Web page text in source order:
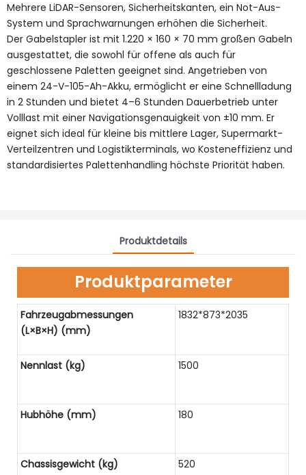
Mehrere LiDAR-Sensoren, Sicherheitskanten, ein Not-Aus-
System und Sprachwarnungen erhöhen die Sicherheit.
Der Gabelstapler ist mit 1.220 × 160 × 70 mm großen Gabeln
ausgestattet, die sowohl für offene als auch für
geschlossene Paletten geeignet sind. Angetrieben von
einem 24-V-105-Ah-Akku, ermöglicht er eine Schnellladung
in 2 Stunden und bietet 4–6 Stunden Dauerbetrieb unter
Volllast mit einer Navigationsgenauigkeit von ±10 mm. Er
eignet sich ideal für kleine bis mittlere Lager, Supermarkt-
Verteilzentren und Logistikterminals, wo Kosteneffizienz und
standardisiertes Palettenhandling höchste Priorität haben.
Produktdetails
Produktparameter
Fahrzeugabmessungen
(L×B×H) (mm)
1832*873*2035
Nennlast (kg) 1500
Hubhöhe (mm) 180
Chassisgewicht (kg) 520